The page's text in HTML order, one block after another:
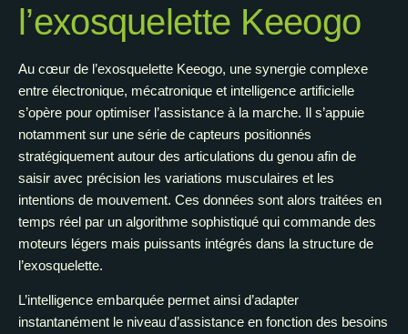
l’exosquelette Keeogo
Au cœur de l’exosquelette Keeogo, une synergie complexe
entre électronique, mécatronique et intelligence artificielle
s’opère pour optimiser l’assistance à la marche. Il s’appuie
notamment sur une série de capteurs positionnés
stratégiquement autour des articulations du genou afin de
saisir avec précision les variations musculaires et les
intentions de mouvement. Ces données sont alors traitées en
temps réel par un algorithme sophistiqué qui commande des
moteurs légers mais puissants intégrés dans la structure de
l’exosquelette.
L’intelligence embarquée permet ainsi d’adapter
instantanément le niveau d’assistance en fonction des besoins